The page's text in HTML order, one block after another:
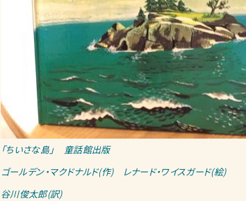
「ちいさな島」 童話館出版
ゴールデン・マクドナルド(作) レナード・ワイスガード(絵)
谷川俊太郎(訳)